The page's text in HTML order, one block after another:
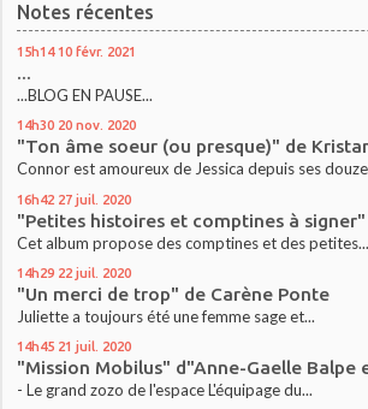
Notes récentes
15h14 10 févr. 2021
...
...BLOG EN PAUSE...
14h30 20 nov. 2020
"Ton âme soeur (ou presque)" de
Connor est amoureux de Jessica depuis ses
16h42 27 juil. 2020
"Petites histoires et comptines à signer"
Cet album propose des comptines et des petites...
14h29 22 juil. 2020
"Un merci de trop" de Carène Ponte
Juliette a toujours été une femme sage et...
14h45 21 juil. 2020
"Mission Mobilus" d"Anne-Gaelle Balpe
- Le grand zozo de l'espace L'équipage du...